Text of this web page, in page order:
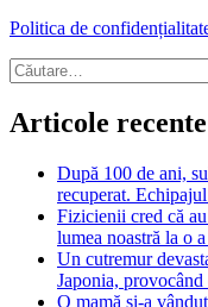
Politica de
Caută
după:
Articole recente
După 100 de ani,
recuperat.
Fizicienii cred că
lumea noastră la o
Un cutremur
Japonia,
O mamă și-a